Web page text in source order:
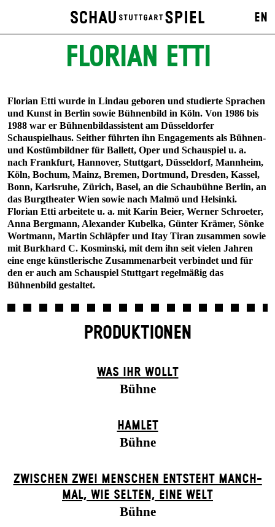
EN
FLORIAN ETTI
Florian Etti wurde in Lindau geboren und studierte Sprachen
und Kunst in Berlin sowie Bühnenbild in Köln. Von 1986 bis
1988 war er Bühnenbildassistent am Düsseldorfer
Schauspielhaus. Seither führten ihn Engagements als Bühnen-
und Kostümbildner für Ballett, Oper und Schauspiel u. a.
nach Frankfurt, Hannover, Stuttgart, Düsseldorf, Mannheim,
Köln, Bochum, Mainz, Bremen, Dortmund, Dresden, Kassel,
Bonn, Karlsruhe, Zürich, Basel, an die Schaubühne Berlin, an
das Burgtheater Wien sowie nach Malmö und Helsinki.
Florian Etti arbeitete u. a. mit Karin Beier, Werner Schroeter,
Anna Bergmann, Alexander Kubelka, Günter Krämer, Sönke
Wortmann, Martin Schläpfer und Itay Tiran zusammen sowie
mit Burkhard C. Kosminski, mit dem ihn seit vielen Jahren
eine enge künstlerische Zusammenarbeit verbindet und für
den er auch am Schauspiel Stuttgart regelmäßig das
Bühnenbild gestaltet.
PRODUKTIONEN
WAS IHR WOLLT
Bühne
HAMLET
Bühne
ZWISCHEN ZWEI MENSCHEN ENT­STEHT MANCH­
MAL, WIE SELTEN, EINE WELT
Bühne